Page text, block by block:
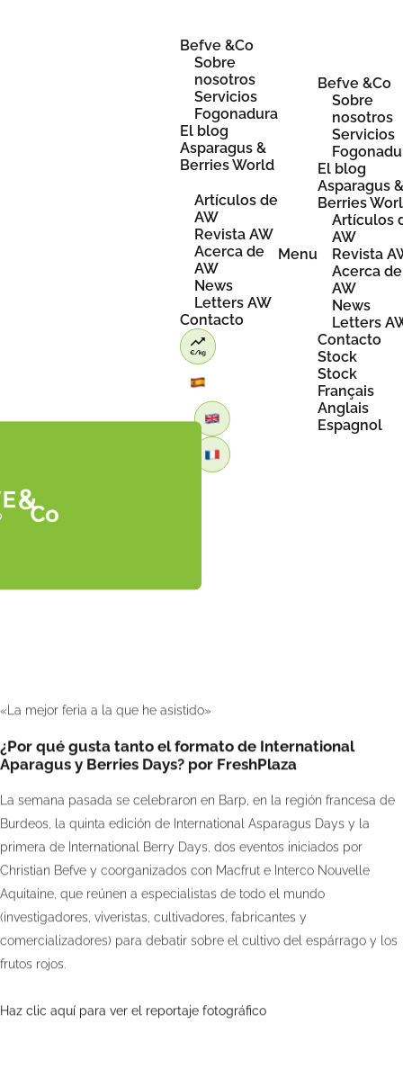
Befve &Co
Sobre
nosotros
Servicios
Fogonadura
El blog
Asparagus &
Berries World
Artículos de
AW
Revista AW
Acerca de
AW
News
Letters AW
Contacto
Menu
Befve &Co
Sobre
nosotros
Servicios
El blog
Asparagus
Berries
Artículos
AW
Revista
Acerca de
AW
News
Letters
Contacto
Stock
Stock
Français
Anglais
Espagnol
«La mejor feria a la que he asistido»
¿Por qué gusta tanto el formato de International
Aparagus y Berries Days? por FreshPlaza
La semana pasada se celebraron en Barp, en la región francesa de
Burdeos, la quinta edición de International Asparagus Days y la
primera de International Berry Days, dos eventos iniciados por
Christian Befve y coorganizados con Macfrut e Interco Nouvelle
Aquitaine, que reúnen a especialistas de todo el mundo
(investigadores, viveristas, cultivadores, fabricantes y
comercializadores) para debatir sobre el cultivo del espárrago y los
frutos rojos.
Haz clic aquí para ver el reportaje fotográfico